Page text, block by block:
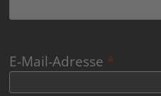
E-Mail-Adresse *